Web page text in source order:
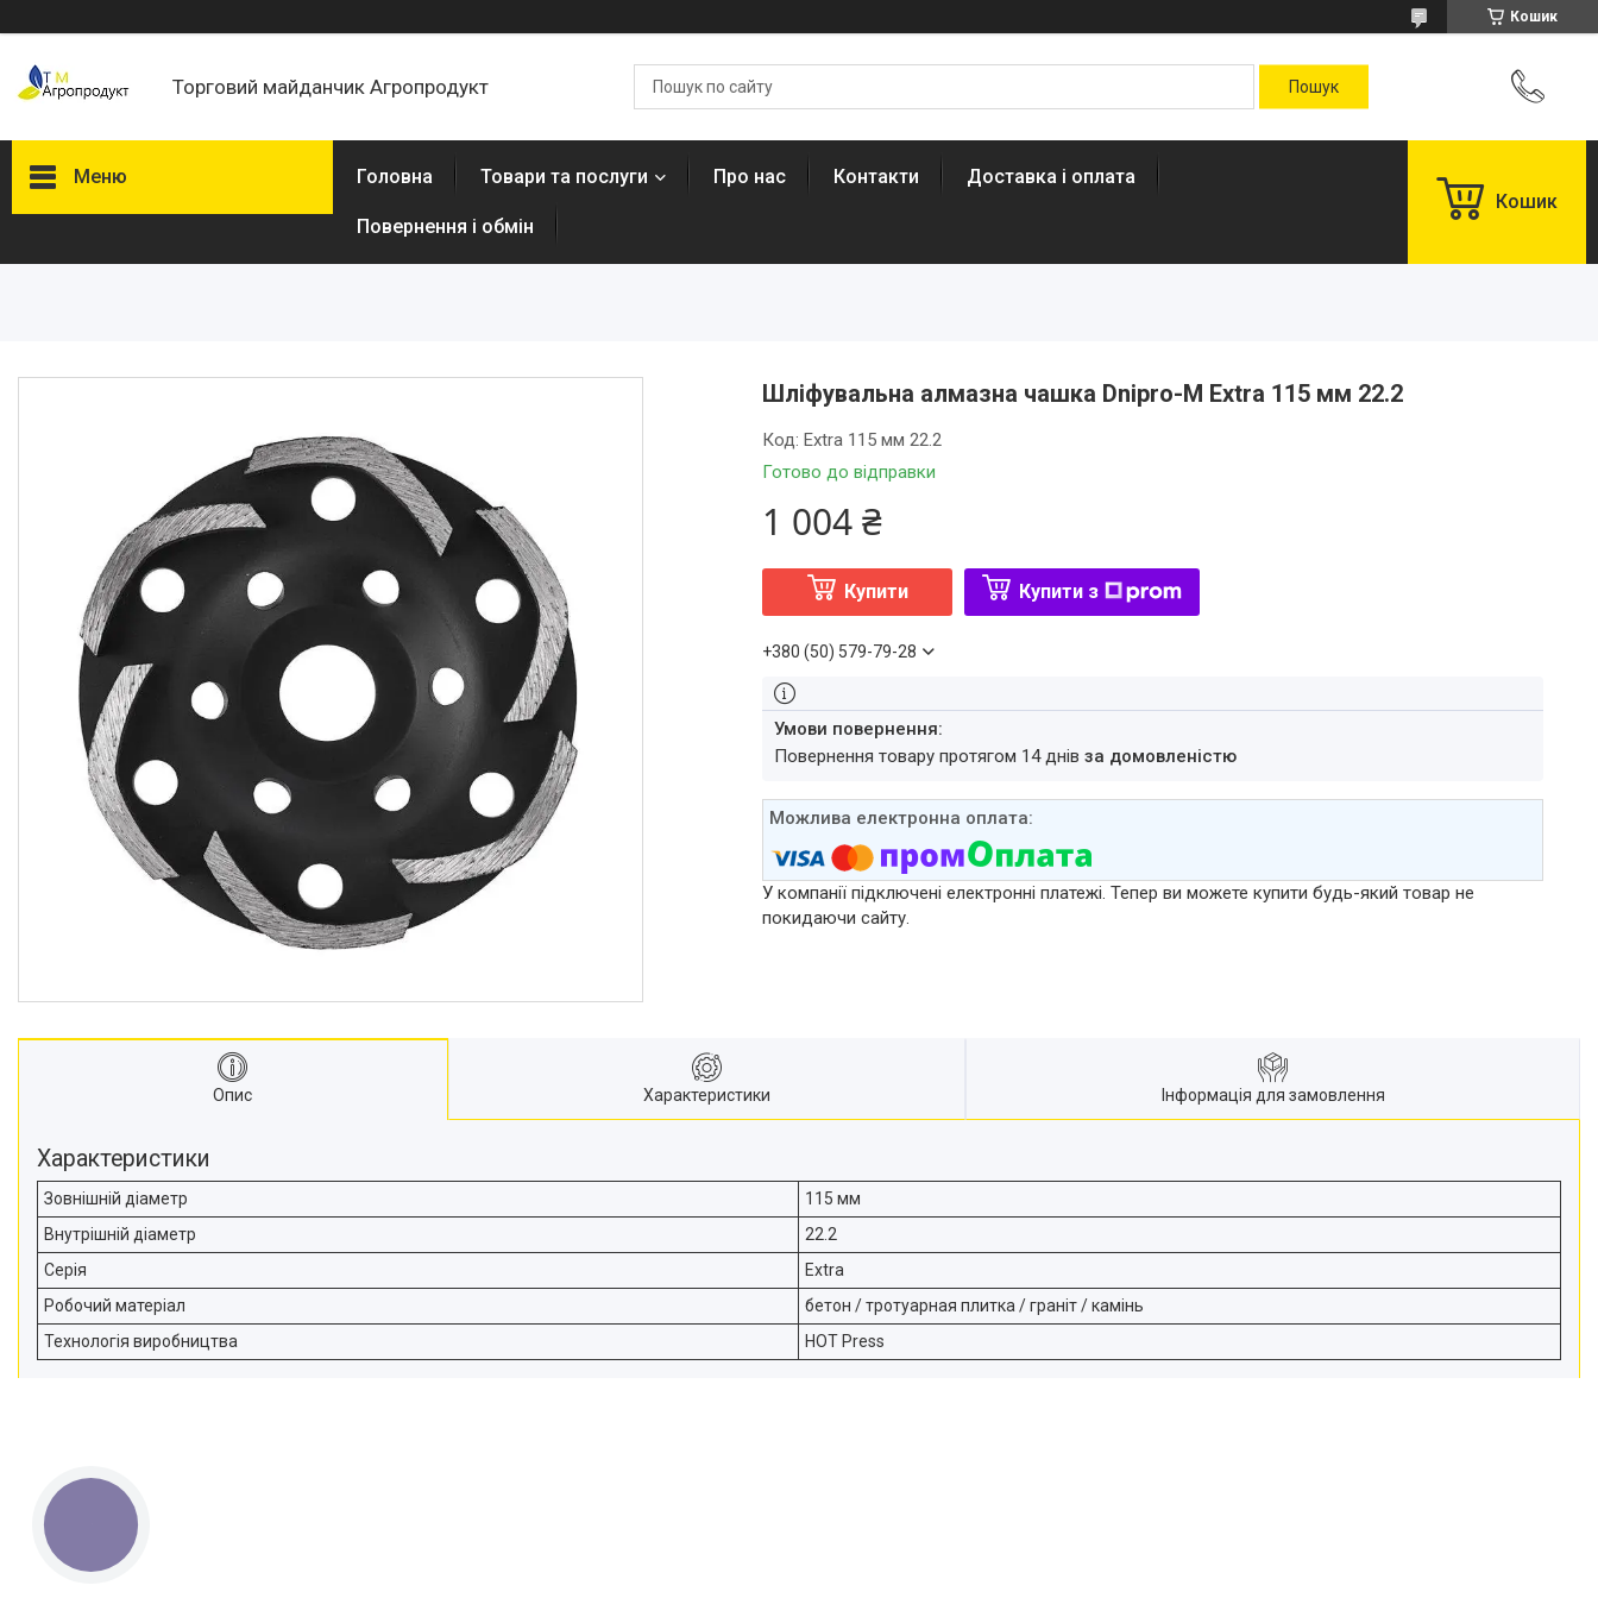
Кошик
Торговий майданчик Агропродукт
Меню
Доставка та оплата
Головна Товари та послуги Про нас Контакти Доставка і оплата
Повернення і обмін
Кошик
Шліфувальна алмазна чашка Dnipro-M Extra 115 мм 22.2
Готово до відправки
Код:Extra 115 мм 22.2
1 004 ₴
Купити Купити з
+380 (50) 579-79-28
повернення товару протягом 14 днівза домовленістю
У компанії підключені електронні платежі. Тепер ви можете купити будь-який товар не
покидаючи сайту.
Опис Характеристики Інформація для замовлення
Характеристики
Зовнішній діаметр
115 мм
Внутрішній діаметр
22.2
Серія
Extra
Робочий матеріал
бетон / тротуарная плитка / граніт / камінь
Технологія виробництва
HOT Press